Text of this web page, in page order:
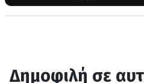
Δημοφιλή σε